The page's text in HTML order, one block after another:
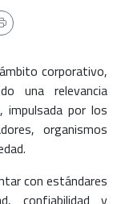
corporativo,
una relevancia
impulsada por los
organismos
con estándares
confiabilidad y